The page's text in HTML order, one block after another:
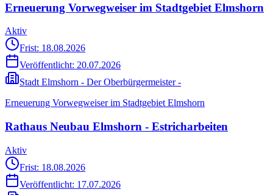
Erneuerung Vorwegweiser im Stadtgebiet Elmshorn
Aktiv
Frist: 18.08.2026
Veröffentlicht: 20.07.2026
Stadt Elmshorn - Der Oberbürgermeister -
Erneuerung Vorwegweiser im Stadtgebiet Elmshorn
Rathaus Neubau Elmshorn - Estricharbeiten
Aktiv
Frist: 18.08.2026
Veröffentlicht: 17.07.2026